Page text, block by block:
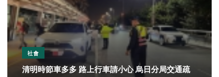
社會
清明時節車多多 路上行車請小心 烏日分局交通疏